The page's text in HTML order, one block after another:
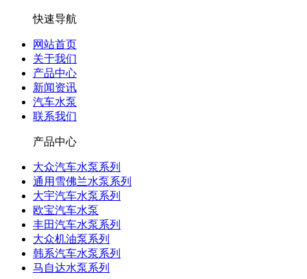
快速导航
网站首页
关于我们
产品中心
新闻资讯
汽车水泵
联系我们
产品中心
大众汽车水泵系列
通用雪佛兰水泵系列
大宇汽车水泵系列
欧宝汽车水泵
丰田汽车水泵系列
大众机油泵系列
韩系汽车水泵系列
马自达水泵系列